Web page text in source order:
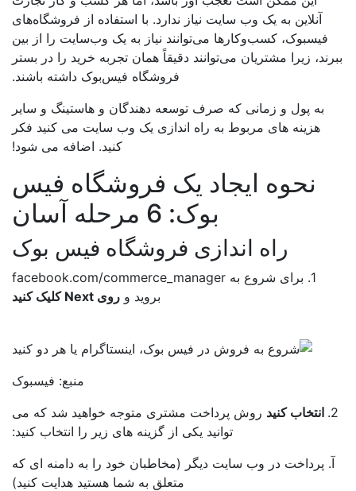
آنلاین به یک وب سایت نیاز ندارد. با استفاده از فروشگاه‌های
فیسبوک، کسب‌وکارها می‌توانند نیاز به یک وب‌سایت را از بین
زیرا مشتریان می‌توانند دقیقاً همان تجربه خرید را در بستر
فروشگاه فیس‌بوک داشته باشند.
به پول و زمانی که صرف توسعه دهندگان و هاستینگ و سایر
هزینه های مربوط به راه اندازی یک وب سایت می کنید فکر
کنید. اضافه می شود!
نحوه ایجاد یک فروشگاه فیس
بوک: 6 مرحله آسان
راه اندازی فروشگاه فیس بوک
1. برای شروع به facebook.com/commerce_manager
بروید وروی Next کلیک کنید
منبع: فیسبوک
انتخاب کنید روش پرداخت مشتری متوجه خواهید شد که می
توانید یکی از گزینه های زیر را انتخاب کنید:
پرداخت در وب سایت دیگر (مخاطبان خود را به دامنه ای که
متعلق به شما هستید هدایت کنید)